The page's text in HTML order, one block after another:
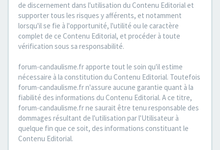
de discernement dans l'utilisation du Contenu Editorial et
supporter tous les risques y afférents, et notamment
lorsqu'il se fie à l'opportunité, l'utilité ou le caractère
complet de ce Contenu Editorial, et procéder à toute
vérification sous sa responsabilité.
forum-candaulisme.fr apporte tout le soin qu'il estime
nécessaire à la constitution du Contenu Editorial. Toutefois
forum-candaulisme.fr n'assure aucune garantie quant à la
fiabilité des informations du Contenu Editorial. A ce titre,
forum-candaulisme.fr ne saurait être tenu responsable des
dommages résultant de l'utilisation par l'Utilisateur à
quelque fin que ce soit, des informations constituant le
Contenu Editorial.